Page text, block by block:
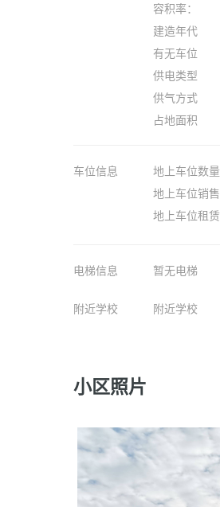
容积率：
建造年代
有无车位
供电类型
供气方式
占地面积
车位信息 地上车位数量
地上车位销售
地上车位租赁
电梯信息 暂无电梯
附近学校 附近学校
小区照片